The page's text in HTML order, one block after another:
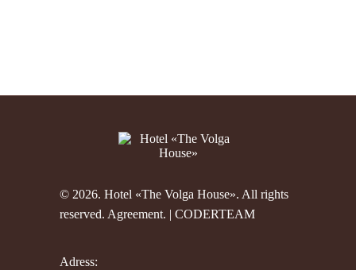
© 2026. Hotel «The Volga House». All rights
reserved. Agreement. | CODERTEAM
Adress: